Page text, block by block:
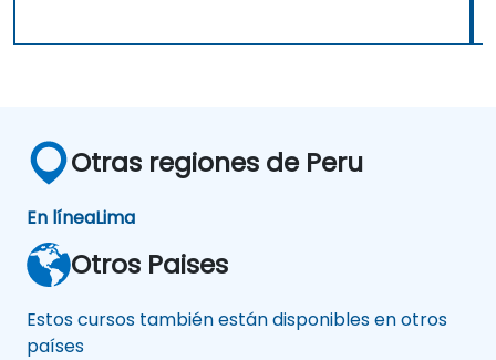
Otras regiones de Peru
En líneaLima
Otros Paises
Estos cursos también están disponibles en otros
países